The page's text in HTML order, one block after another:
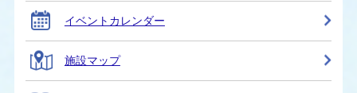
イベントカレンダー
施設マップ